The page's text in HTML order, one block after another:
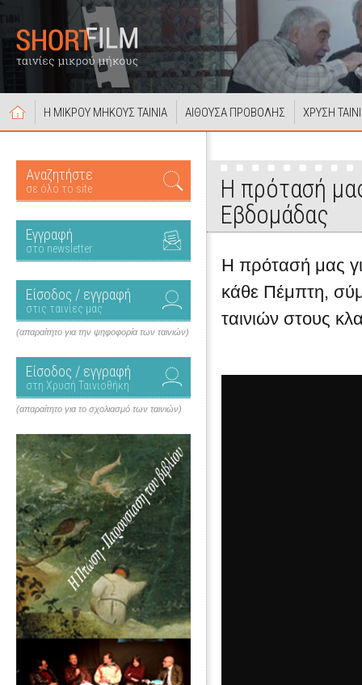
Η ΜΙΚΡΟΥ ΜΗΚΟΥΣ ΤΑΙΝΙΑ ΑΙΘΟΥΣΑ ΠΡΟΒΟΛΗΣ ΧΡΥΣΗ
Αναζητήστε
σε όλο το site
Εγγραφή
στο newsletter
Είσοδος / εγγραφή
στις ταινίες μας
(απαραίτητο για την ψηφοφορία των ταινιών)
Είσοδος / εγγραφή
στη Χρυσή Ταινιοθήκη
(απαραίτητο για το σχολιασμό των ταινιών)
Η πρότασή
Εβδομάδας
Η πρότασή μας
κάθε Πέμπτη,
ταινιών στους